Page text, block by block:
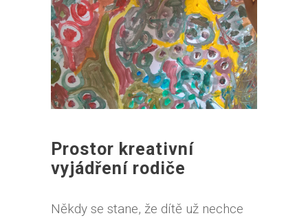
Prostor kreativní
vyjádření rodiče
Někdy se stane, že dítě už nechce